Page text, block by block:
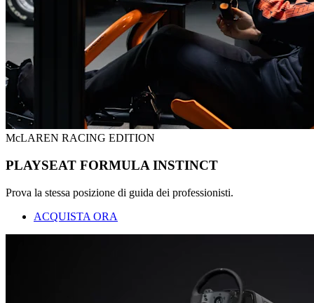
McLAREN RACING EDITION
PLAYSEAT FORMULA INSTINCT
Prova la stessa posizione di guida dei professionisti.
ACQUISTA ORA